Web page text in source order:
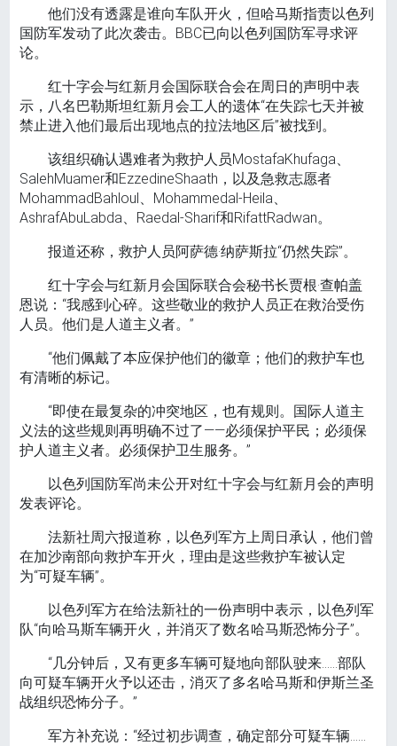
他们没有透露是谁向车队开火，但哈马斯指责以色列
国防军发动了此次袭击。BBC已向以色列国防军寻求评
论。
红十字会与红新月会国际联合会在周日的声明中表
示，八名巴勒斯坦红新月会工人的遗体“在失踪七天并被
禁止进入他们最后出现地点的拉法地区后”被找到。
该组织确认遇难者为救护人员MostafaKhufaga、
SalehMuamer和EzzedineShaath，以及急救志愿者
MohammadBahloul、Mohammedal-Heila、
AshrafAbuLabda、Raedal-Sharif和RifattRadwan。
报道还称，救护人员阿萨德·纳萨斯拉“仍然失踪”。
红十字会与红新月会国际联合会秘书长贾根·查帕盖
恩说：“我感到心碎。这些敬业的救护人员正在救治受伤
人员。他们是人道主义者。”
“他们佩戴了本应保护他们的徽章；他们的救护车也
有清晰的标记。
“即使在最复杂的冲突地区，也有规则。国际人道主
义法的这些规则再明确不过了——必须保护平民；必须保
护人道主义者。必须保护卫生服务。”
以色列国防军尚未公开对红十字会与红新月会的声明
发表评论。
法新社周六报道称，以色列军方上周日承认，他们曾
在加沙南部向救护车开火，理由是这些救护车被认定
为“可疑车辆”。
以色列军方在给法新社的一份声明中表示，以色列军
队“向哈马斯车辆开火，并消灭了数名哈马斯恐怖分子”。
“几分钟后，又有更多车辆可疑地向部队驶来……部队
向可疑车辆开火予以还击，消灭了多名哈马斯和伊斯兰圣
战组织恐怖分子。”
军方补充说：“经过初步调查，确定部分可疑车辆……